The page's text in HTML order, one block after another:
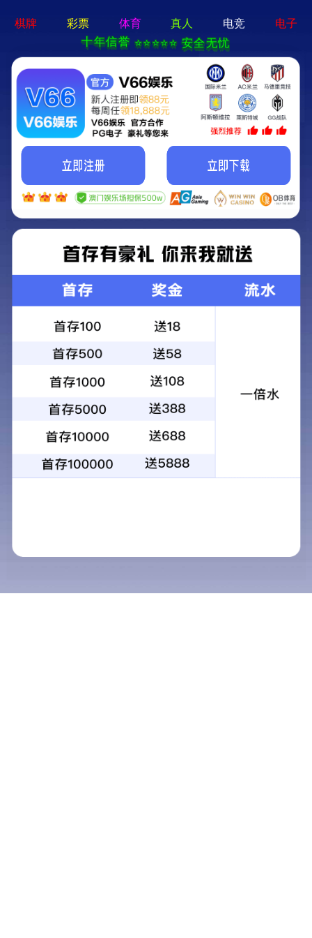
356体育在线官网(中国)有限公司
服务与解决方案
电梯减振系统
空调减振系统
水泵减振系统
变压器减振系统
建筑隔音系统
墙面隔声
吊顶隔声
管道隔声
应用案例
商业场景
工业场景
专业场景
联系我们
关于我们
新闻中心
行业资讯